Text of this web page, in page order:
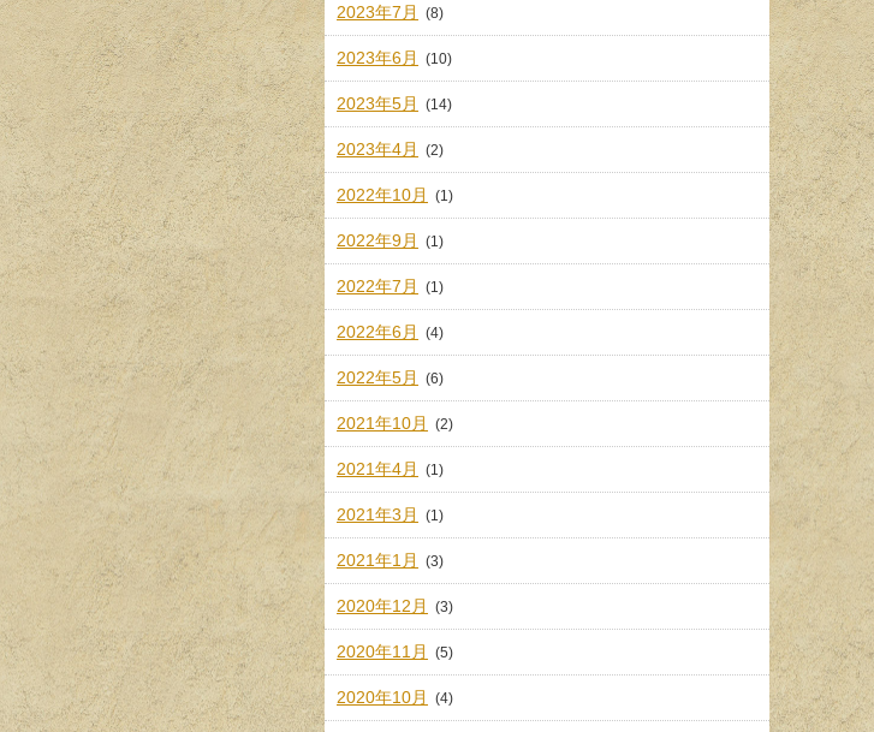
2023年7月 (8)
2023年6月 (10)
2023年5月 (14)
2023年4月 (2)
2022年10月 (1)
2022年9月 (1)
2022年7月 (1)
2022年6月 (4)
2022年5月 (6)
2021年10月 (2)
2021年4月 (1)
2021年3月 (1)
2021年1月 (3)
2020年12月 (3)
2020年11月 (5)
2020年10月 (4)